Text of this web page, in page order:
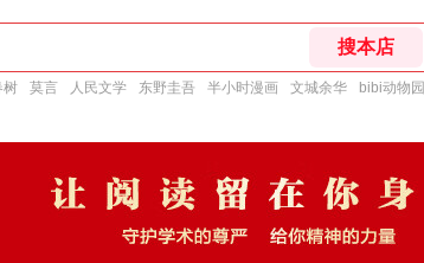
树 莫言 人民文学 东野圭吾 半小时漫画 文城余华 bibi动物园